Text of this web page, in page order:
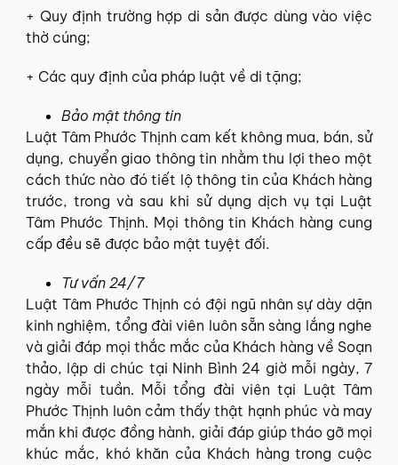
+ Quy định trường hợp di sản được dùng vào việc
thờ cúng;
+ Các quy định của pháp luật về di tặng;
Bảo mật thông tin
Luật Tâm Phước Thịnh cam kết không mua, bán, sử
dụng, chuyển giao thông tin nhằm thu lợi theo một
cách thức nào đó tiết lộ thông tin của Khách hàng
trước, trong và sau khi sử dụng dịch vụ tại Luật
Tâm Phước Thịnh. Mọi thông tin Khách hàng cung
cấp đều sẽ được bảo mật tuyệt đối.
Tư vấn 24/7
Luật Tâm Phước Thịnh có đội ngũ nhân sự dày dặn
kinh nghiệm, tổng đài viên luôn sẵn sàng lắng nghe
và giải đáp mọi thắc mắc của Khách hàng về Soạn
thảo, lập di chúc tại Ninh Bình 24 giờ mỗi ngày, 7
ngày mỗi tuần. Mỗi tổng đài viên tại Luật Tâm
Phước Thịnh luôn cảm thấy thật hạnh phúc và may
mắn khi được đồng hành, giải đáp giúp tháo gỡ mọi
khúc mắc, khó khăn của Khách hàng trong cuộc